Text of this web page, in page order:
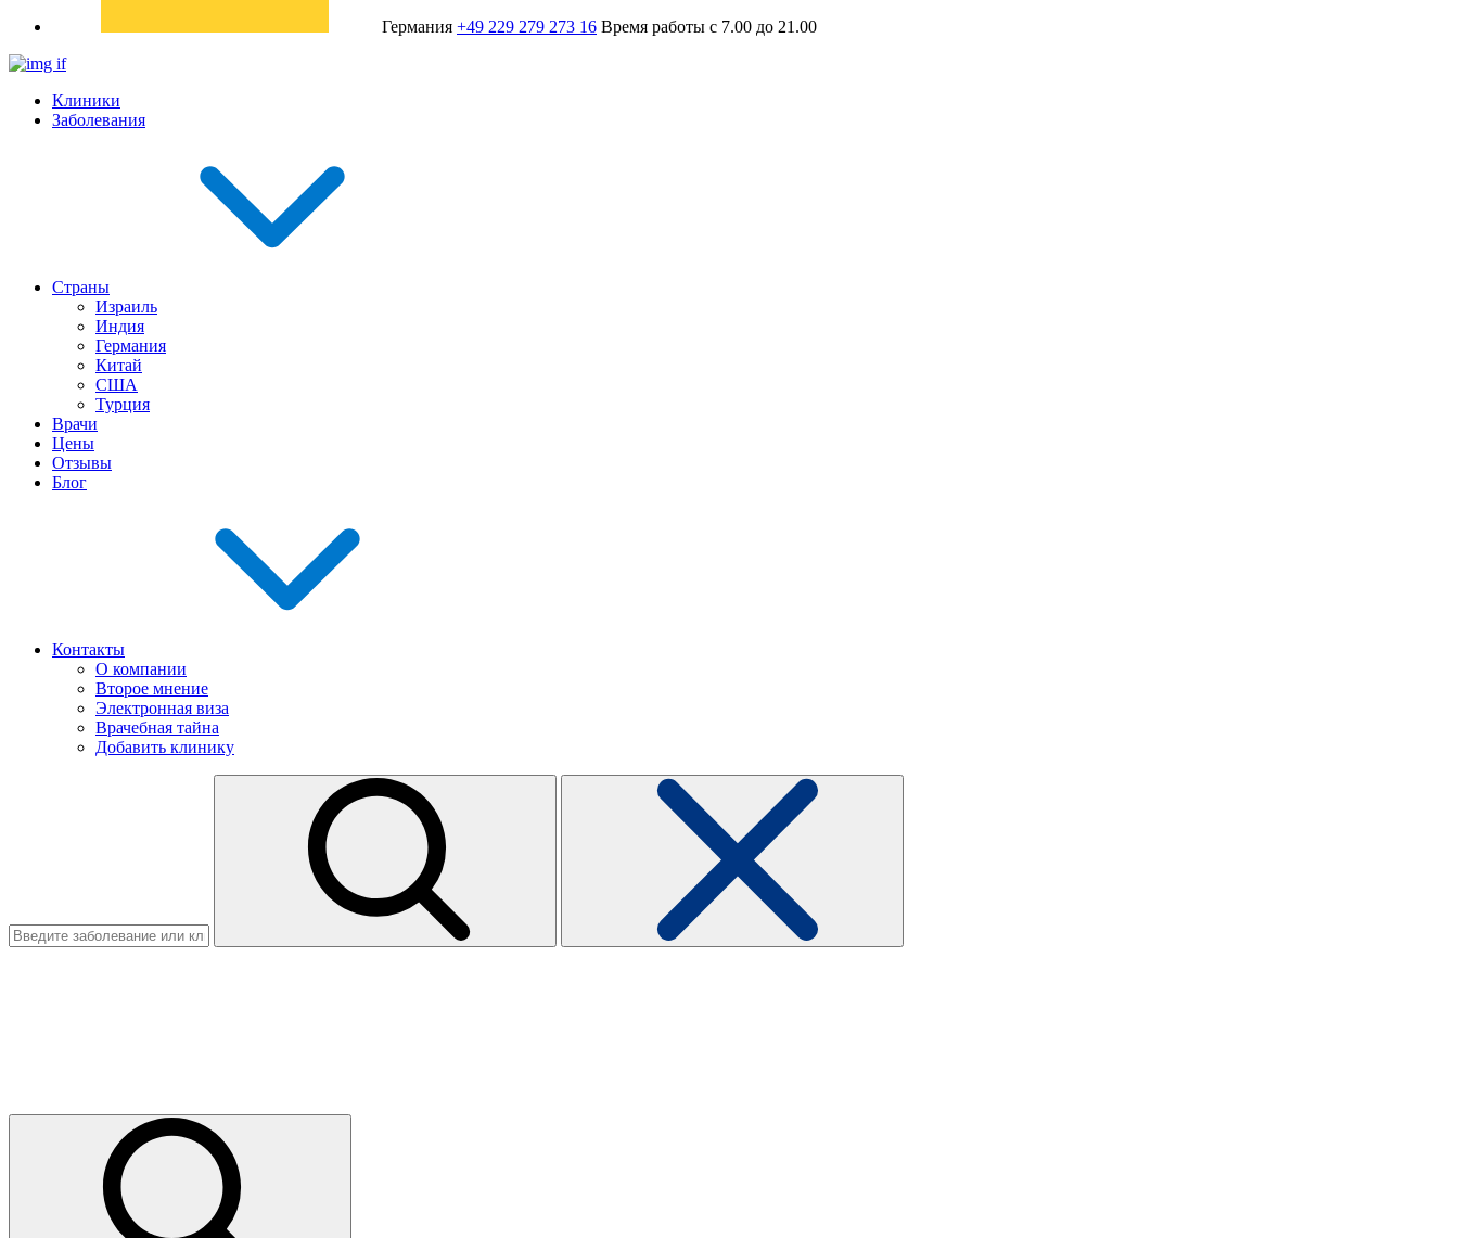
Германия +49 229 279 273 16 Время работы с 7.00 до 21.00
Клиники
Заболевания
Страны
Израиль
Индия
Германия
Китай
США
Турция
Врачи
Цены
Отзывы
Блог
Контакты
О компании
Второе мнение
Электронная виза
Врачебная тайна
Добавить клинику